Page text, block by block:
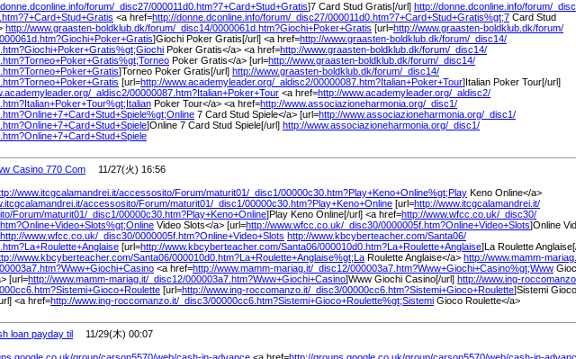
forum/ _disc27/000011d0.htm?7+Card+Stud+Gratis]7 Card Stud Gratis[/url] http://donne.dconline.info/forum/
<a href=http://donne.dconline.info/forum/ _disc27/000011d0.htm?7+Card+Stud+Gratis%gt;7 Card Stud
http://www.graasten-boldklub.dk/forum/ _disc14/0000061d.htm?Giochi+Poker+Gratis [url=http://www.graasten-boldklub.dk/forum/
]Giochi Poker Gratis[/url] <a href=http://www.graasten-boldklub.dk/forum/ _disc14/
gt;Giochi Poker Gratis</a> <a href=http://www.graasten-boldklub.dk/forum/ _disc14/
gt;Torneo Poker Gratis</a> [url=http://www.graasten-boldklub.dk/forum/ _disc14/
]Torneo Poker Gratis[/url] http://www.graasten-boldklub.dk/forum/ _disc14/
[url=http://www.academyleader.org/ _aldisc2/00000087.htm?Italian+Poker+Tour]Italian Poker Tour[/url]
_aldisc2/00000087.htm?Italian+Poker+Tour <a href=http://www.academyleader.org/ _aldisc2/
gt;Italian Poker Tour</a> <a href=http://www.associazioneharmonia.org/ _disc1/
gt;Online 7 Card Stud Spiele</a> [url=http://www.associazioneharmonia.org/ _disc1/
]Online 7 Card Stud Spiele[/url] http://www.associazioneharmonia.org/ _disc1/
Casino 770 Com 11/27(火) 16:56
www.itcgcalamandrei.it/accessosito/Forum/maturit01/ _disc1/00000c30.htm?Play+Keno+Online%gt;Play Keno Online</a>
accessosito/Forum/maturit01/ _disc1/00000c30.htm?Play+Keno+Online [url=http://www.itcgcalamandrei.it/
Forum/maturit01/ _disc1/00000c30.htm?Play+Keno+Online]Play Keno Online[/url] <a href=http://www.wfcc.co.uk/ _disc30/
gt;Online Video Slots</a> [url=http://www.wfcc.co.uk/ _disc30/0000005f.htm?Online+Video+Slots]Online
http://www.wfcc.co.uk/ _disc30/0000005f.htm?Online+Video+Slots http://www.kbcyberteacher.com/Santa06/
[url=http://www.kbcyberteacher.com/Santa06/000010d0.htm?La+Roulette+Anglaise]La Roulette
www.kbcyberteacher.com/Santa06/000010d0.htm?La+Roulette+Anglaise%gt;La Roulette Anglaise</a> http://www.mamm-
<a href=http://www.mamm-mariag.it/ _disc12/000003a7.htm?Www+Giochi+Casino%gt;Www
[url=http://www.mamm-mariag.it/ _disc12/000003a7.htm?Www+Giochi+Casino]Www Giochi Casino[/url] http://www.ing-
[url=http://www.ing-roccomanzo.it/ _disc3/00000cc6.htm?Sistemi+Gioco+Roulette]Sistemi Gioco
<a href=http://www.ing-roccomanzo.it/ _disc3/00000cc6.htm?Sistemi+Gioco+Roulette%gt;Sistemi Gioco Roulette</a>
loan payday til 11/29(木) 00:07